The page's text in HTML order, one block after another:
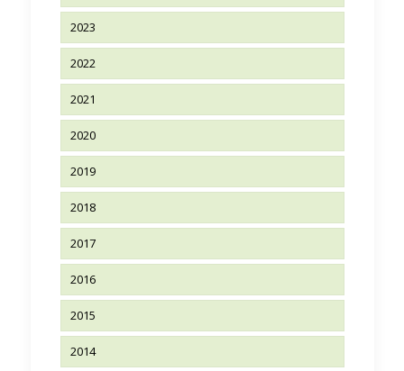
2023
2022
2021
2020
2019
2018
2017
2016
2015
2014